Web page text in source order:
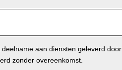
aan diensten geleverd door
zonder overeenkomst.